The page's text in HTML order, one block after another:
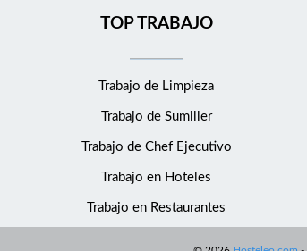
TOP TRABAJO
Trabajo de Limpieza
Trabajo de Sumiller
Trabajo de Chef Ejecutivo
Trabajo en Hoteles
Trabajo en Restaurantes